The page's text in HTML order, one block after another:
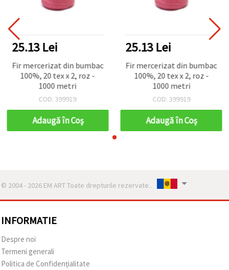
25.13 Lei
Fir mercerizat din bumbac
100%, 20 tex x 2, roz -
1000 metri
COD: 399919
Adaugă în Coş
25.13 Lei
Fir mercerizat din bumbac
100%, 20 tex x 2, roz -
1000 metri
COD: 399919
Adaugă în Coş
© 2004 - 2026 EM ART Toate drepturile rezervate..
INFORMATIE
Despre noi
Termeni generali
Politica de Confidențialitate